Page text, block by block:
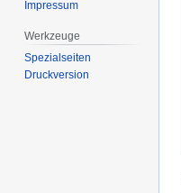
Impressum
Werkzeuge
Spezialseiten
Druckversion